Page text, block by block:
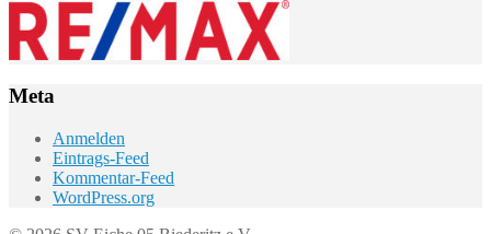
Meta
Anmelden
Eintrags-Feed
Kommentar-Feed
WordPress.org